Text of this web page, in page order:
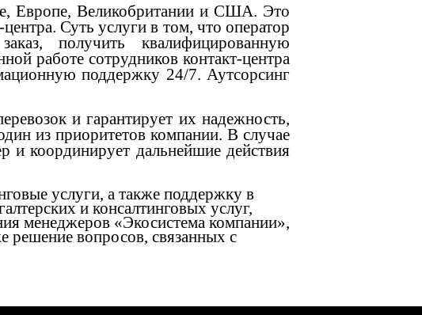
Европе, Великобритании и США. Это
Суть услуги в том, что оператор
получить квалифицированную
работе сотрудников контакт-центра
поддержку 24/7. Аутсорсинг
и гарантирует их надежность,
из приоритетов компании. В случае
и координирует дальнейшие действия
услуги, а также поддержку в
и консалтинговых услуг,
менеджеров «Экосистема компании»,
решение вопросов, связанных с